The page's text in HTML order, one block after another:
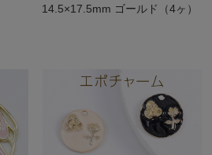
14.5×17.5mm ゴールド（4ヶ）